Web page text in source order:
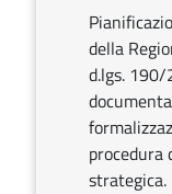
della
d.lgs.
procedura
strategica.